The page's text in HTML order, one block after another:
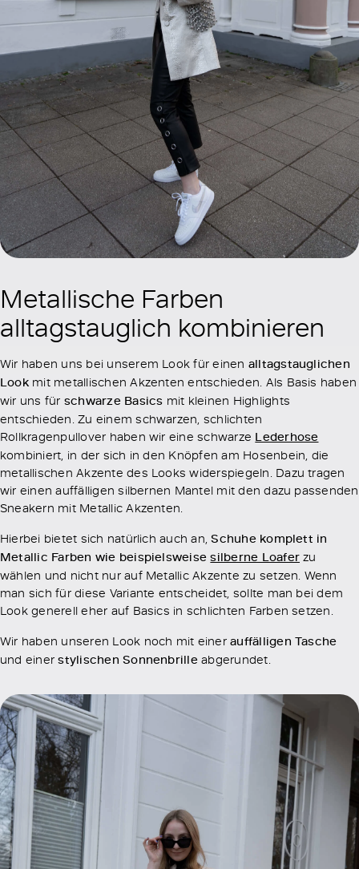
Metallische Farben
alltagstauglich kombinieren
Wir haben uns bei unserem Look für einen alltagstauglichen
Lookmit metallischen Akzenten entschieden. Als Basis haben
wir uns für schwarze Basics mit kleinen Highlights
entschieden. Zu einem schwarzen, schlichten
Rollkragenpullover haben wir eine schwarze Lederhose
kombiniert, in der sich in den Knöpfen am Hosenbein, die
metallischen Akzente des Looks widerspiegeln. Dazu tragen
wir einen auffälligen silbernen Mantel mit den dazu passenden
Sneakern mit Metallic Akzenten.
Hierbei bietet sich natürlich auch an,Schuhe komplett in
Metallic Farben wie beispielsweisesilberne Loafer zu
wählen und nicht nur auf Metallic Akzente zu setzen. Wenn
man sich für diese Variante entscheidet, sollte man bei dem
Look generell eher auf Basics in schlichten Farben setzen.
Wir haben unseren Look noch mit einerauffälligen Tasche
und einerstylischen Sonnenbrilleabgerundet.